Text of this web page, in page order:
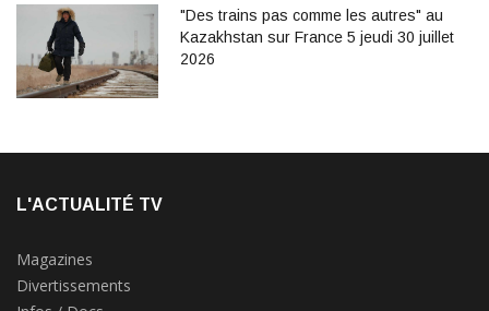
"Des trains pas comme les autres" au
Kazakhstan sur France 5 jeudi 30 juillet
2026
L'ACTUALITÉ TV
Magazines
Divertissements